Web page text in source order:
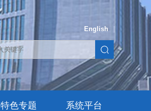
English
特色专题 系统平台